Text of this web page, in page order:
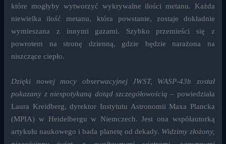
które mogłyby wytworzyć wykrywalne ilości metanu. Każda
niewielka ilość metanu, która powstanie, zostaje dokładnie
wymieszana z innymi gazami. Szybko przemieści się z
powrotem na stronę dzienną, gdzie będzie narażona na
niszczące ciepło.
Dzięki nowej mocy obserwacyjnej JWST, WASP-43b został
pokazany z niespotykaną dotąd szczegółowością – powiedziała
Laura Kreidberg, dyrektor Instytutu Astronomii Maxa Plancka
(MPIA) w Heidelbergu w Niemczech. Jest ona współautorką
artykułu naukowego i bada planetę od dekady. Widzimy złożony,